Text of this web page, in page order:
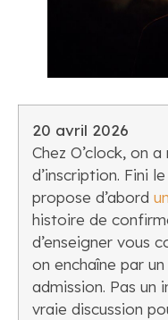
20 avril 2026
Chez O’clock, on
d’inscription. Fini
propose d’abord
histoire de
d’enseigner vous
on enchaîne par
admission. Pas un
vraie discussion